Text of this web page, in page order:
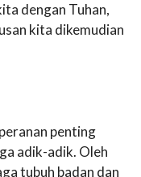
dengan Tuhan,
kita dikemudian
penting
adik-adik. Oleh
tubuh badan dan